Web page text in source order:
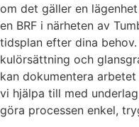
om det gäller en
en BRF i närheten av
tidsplan efter dina
kulörsättning och
kan dokumentera
vi hjälpa till med
göra processen enkel,